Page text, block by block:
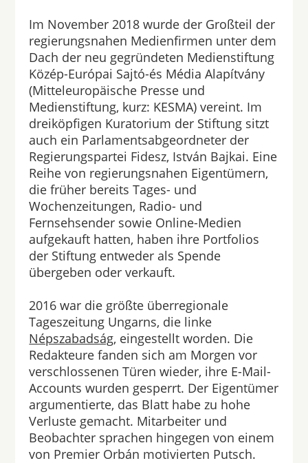
Im November 2018 wurde der Großteil der
regierungsnahen Medienfirmen unter dem
Dach der neu gegründeten Medienstiftung
Közép-Európai Sajtó-és Média Alapítvány
(Mitteleuropäische Presse und
Medienstiftung, kurz: KESMA) vereint. Im
dreiköpfigen Kuratorium der Stiftung sitzt
auch ein Parlamentsabgeordneter der
Regierungspartei Fidesz, István Bajkai. Eine
Reihe von regierungsnahen Eigentümern,
die früher bereits Tages- und
Wochenzeitungen, Radio- und
Fernsehsender sowie Online-Medien
aufgekauft hatten, haben ihre Portfolios
der Stiftung entweder als Spende
übergeben oder verkauft.
2016 war die größte überregionale
Tageszeitung Ungarns, die linke
Népszabadság, eingestellt worden. Die
Redakteure fanden sich am Morgen vor
verschlossenen Türen wieder, ihre E-Mail-
Accounts wurden gesperrt. Der Eigentümer
argumentierte, das Blatt habe zu hohe
Verluste gemacht. Mitarbeiter und
Beobachter sprachen hingegen von einem
von Premier Orbán motivierten Putsch.